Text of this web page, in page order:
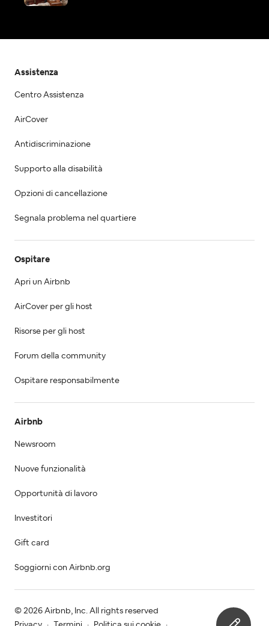
Assistenza
Centro Assistenza
AirCover
Antidiscriminazione
Supporto alla disabilità
Opzioni di cancellazione
Segnala problema nel quartiere
Ospitare
Apri un Airbnb
AirCover per gli host
Risorse per gli host
Forum della community
Ospitare responsabilmente
Airbnb
Newsroom
Nuove funzionalità
Opportunità di lavoro
Investitori
Gift card
Soggiorni con Airbnb.org
© 2026 Airbnb, Inc. All rights reserved